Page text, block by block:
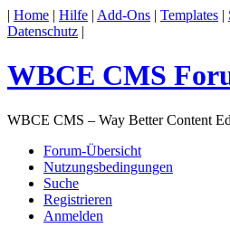
| Home | Hilfe | Add-Ons | Templates |
Datenschutz |
WBCE CMS
WBCE CMS – Way Better Content
Forum-Übersicht
Nutzungsbedingungen
Suche
Registrieren
Anmelden